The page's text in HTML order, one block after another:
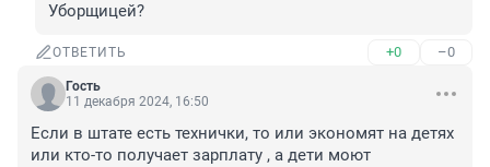
Уборщицей?
ОТВЕТИТЬ +0 –0
Гость
11 декабря 2024, 16:50
Если в штате есть технички, то или экономят на детях
или кто-то получает зарплату , а дети моют